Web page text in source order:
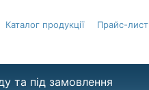
Каталог продукції Прайс-лист
та під замовлення